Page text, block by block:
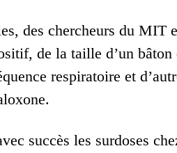
des chercheurs du MIT
de la taille d’un
respiratoire et
succès les surdoses